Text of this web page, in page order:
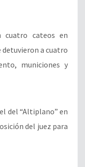
cuatro cateos en
detuvieron a cuatro
municiones y
del “Altiplano” en
del juez para